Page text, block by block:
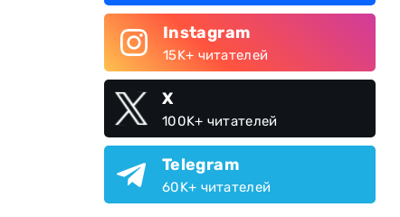
Instagram
15K+ читателей
X
100K+ читателей
Telegram
60K+ читателей